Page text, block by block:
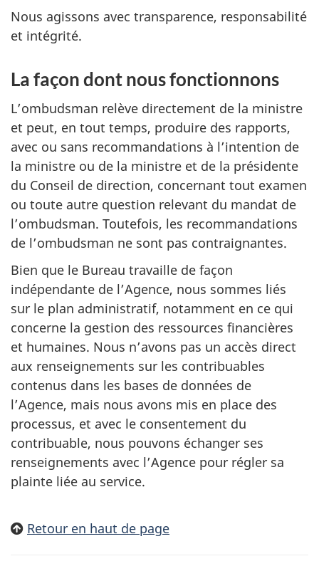
Nous agissons avec transparence, responsabilité
et intégrité.
La façon dont nous fonctionnons
L’ombudsman relève directement de la ministre
et peut, en tout temps, produire des rapports,
avec ou sans recommandations à l’intention de
la ministre ou de la ministre et de la présidente
du Conseil de direction, concernant tout examen
ou toute autre question relevant du mandat de
l’ombudsman. Toutefois, les recommandations
de l’ombudsman ne sont pas contraignantes.
Bien que le Bureau travaille de façon
indépendante de l’Agence, nous sommes liés
sur le plan administratif, notamment en ce qui
concerne la gestion des ressources financières
et humaines. Nous n’avons pas un accès direct
aux renseignements sur les contribuables
contenus dans les bases de données de
l’Agence, mais nous avons mis en place des
processus, et avec le consentement du
contribuable, nous pouvons échanger ses
renseignements avec l’Agence pour régler sa
plainte liée au service.
Retour en haut de page